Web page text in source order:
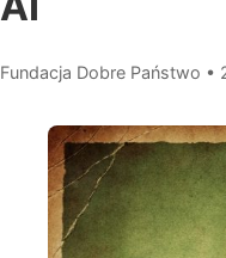
Fundacja Dobre Państwo •